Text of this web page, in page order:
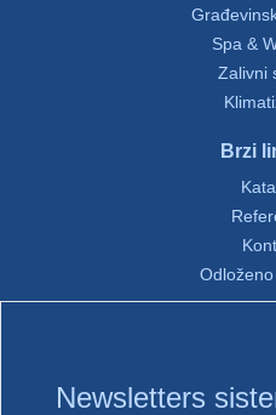
Spa &
Zalivni
Brzi
Newsletters